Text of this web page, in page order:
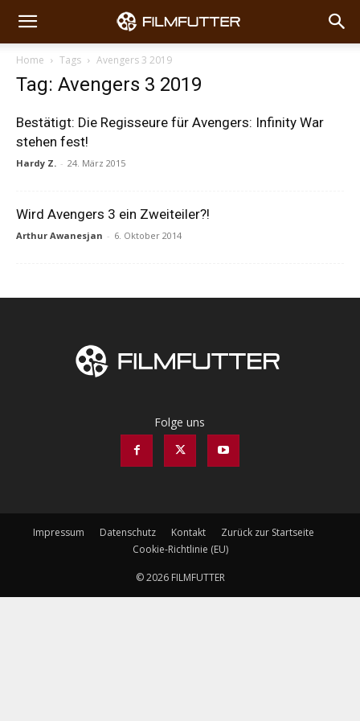
Home Tags Avengers 3 2019
Tag: Avengers 3 2019
Bestätigt: Die Regisseure für Avengers: Infinity War
stehen fest!
Hardy Z. - 24. März 2015
Wird Avengers 3 ein Zweiteiler?!
Arthur Awanesjan - 6. Oktober 2014
Folge uns
Impressum Datenschutz Kontakt
Zurück zur Startseite
Cookie-Richtlinie (EU)
© 2026 FILMFUTTER